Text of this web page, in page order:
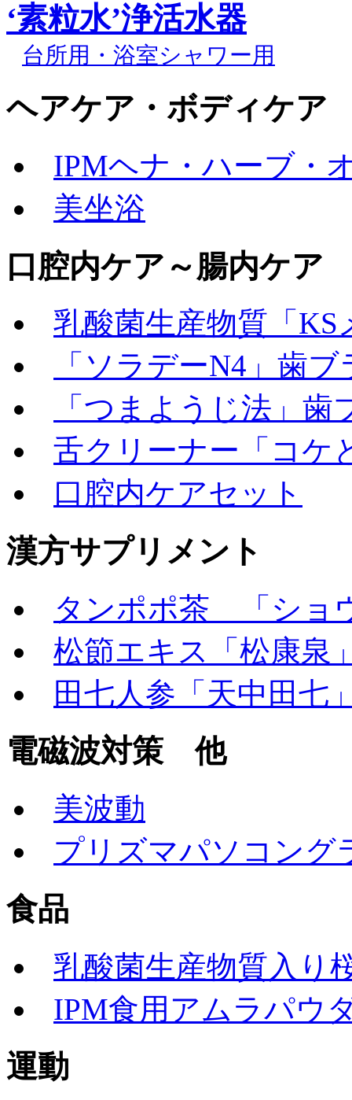
‘素粒水’浄活水器
台所用・浴室シャワー用
ヘアケア・ボディケア
IPMヘナ・ハーブ・
美坐浴
口腔内ケア～腸内ケア
乳酸菌生産物質「KS
「ソラデーN4」歯ブ
「つまようじ法」歯
舌クリーナー「コケ
口腔内ケアセット
漢方サプリメント
タンポポ茶 「ショ
松節エキス「松康泉
田七人参「天中田七
電磁波対策 他
美波動
プリズマパソコング
食品
乳酸菌生産物質入り
IPM食用アムラパウ
運動